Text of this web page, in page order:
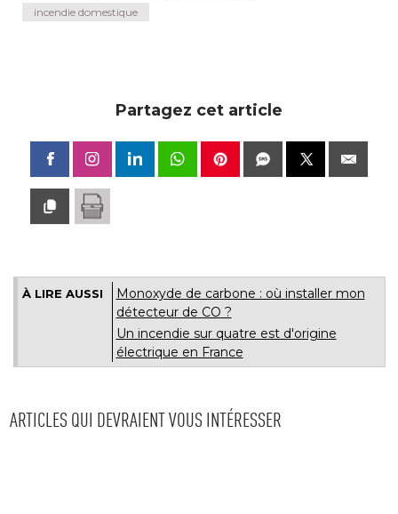
incendie domestique
Partagez cet article
À LIRE AUSSI
Monoxyde de carbone : où installer mon
détecteur de CO ?
Un incendie sur quatre est d'origine
électrique en France
ARTICLES QUI DEVRAIENT VOUS INTÉRESSER